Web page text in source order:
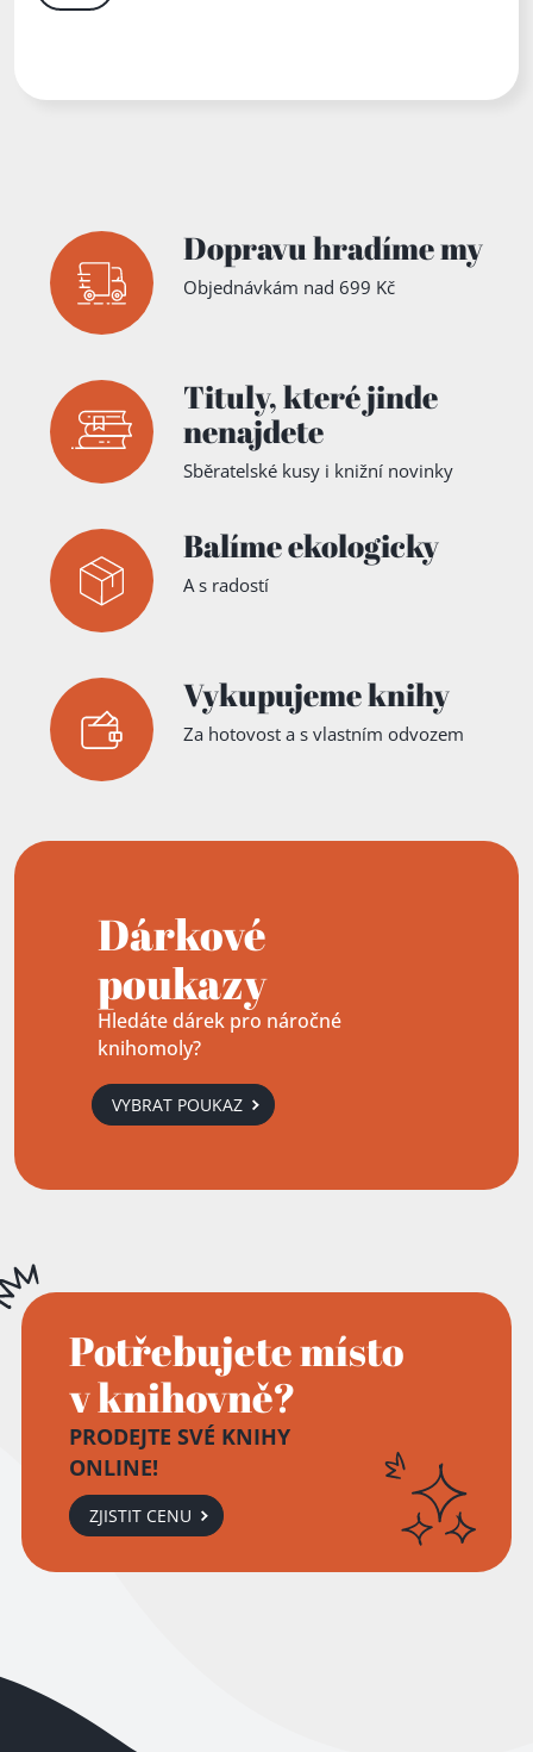
Dopravu hradíme my
Objednávkám nad 699 Kč
Tituly,které jinde
nenajdete
Sběratelské kusy i knižní novinky
Balíme ekologicky
A s radostí
Vykupujeme knihy
Za hotovost a s vlastním odvozem
Dárkové
poukazy
Hledáte dárek pro náročné
knihomoly?
VYBRAT POUKAZ
Potřebujete místo
v knihovně?
PRODEJTE SVÉ KNIHY
ONLINE!
ZJISTIT CENU